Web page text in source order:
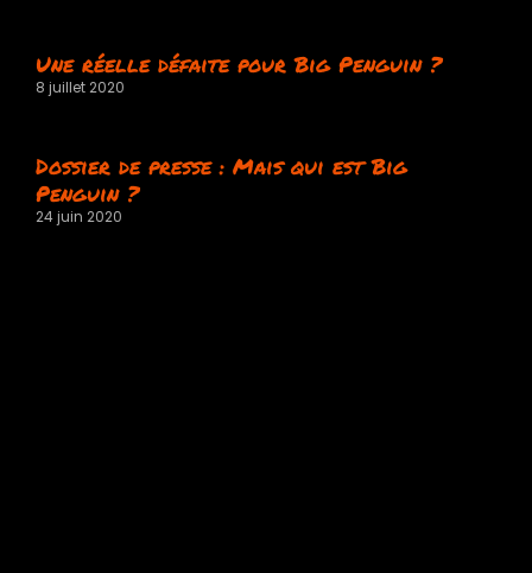
Une réelle défaite pour Big Penguin ?
8 juillet 2020
Dossier de presse : Mais qui est Big
Penguin ?
24 juin 2020